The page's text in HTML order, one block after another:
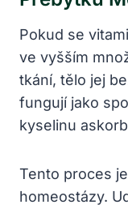
Pokud se
ve vyšším
tkání, tělo jej
fungují jako
kyselinu
Tento proces
homeostázy.